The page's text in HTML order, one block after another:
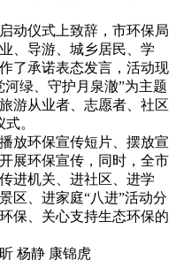
动仪式上致辞，市环保局
、导游、城乡居民、学
了承诺表态发言，活动现
绿、守护月泉澈”为主题
游从业者、志愿者、社区
。
放环保宣传短片、摆放宣
展环保宣传，同时，全市
进机关、进社区、进学
区、进家庭“八进”活动分
保、关心支持生态环保的
杨静 康锦虎